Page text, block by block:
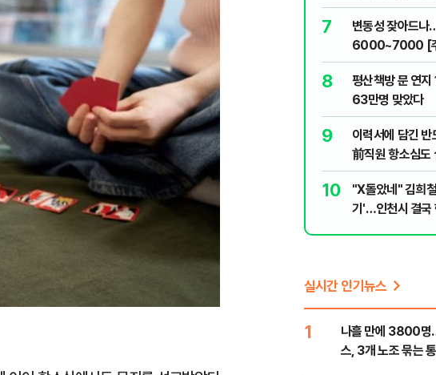
2
소주 2~3잔 마시고 운전한 택시기사 무
죄…혈중알코올농도 0.03%
3
나흘 만에 3800명…SK하이닉스, 3개 노
조 묶는 통합노조 추진
4
"한글 적힌 쓰레기가…전 세계에 알려버릴
것" 경고 날린 日
5
바이든 암, 뼈 넘어 전이…차남 "고통 참으
며 목소리 내고 있다"
7
변동성 잦아드
6000~7000 [
8
평산책방 문 연
63만명 맞았다
9
이력서에 담긴
前직원 항소심도
10
"X돌았네" 김희
기'…인천시 결국
실시간 인기뉴스
1
나흘 만에 3800
스, 3개 노조 묶는